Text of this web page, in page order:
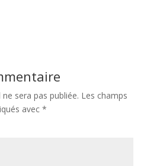
sera pas publiée. Les champs
avec *